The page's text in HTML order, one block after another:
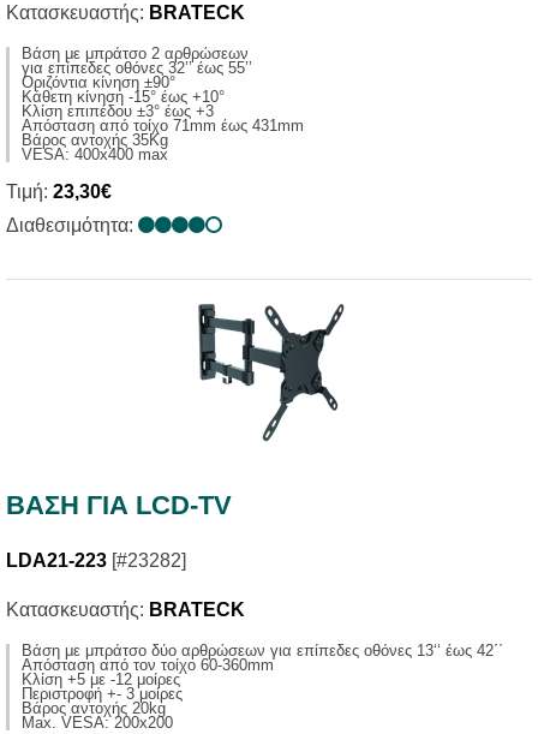
Κατασκευαστής: BRATECK
Βάση με μπράτσο 2 αρθρώσεων
για επίπεδες οθόνες 32’’ έως 55’’
Οριζόντια κίνηση ±90°
Κάθετη κίνηση -15° έως +10°
Κλίση επιπέδου ±3° έως +3
Απόσταση από τοίχο 71mm έως 431mm
Βάρος αντοχής 35Kg
VESA: 400x400 max
Τιμή: 23,30€
Διαθεσιμότητα:
ΒΑΣΗ ΓΙΑ LCD-TV
LDA21-223 [#23282]
Κατασκευαστής: BRATECK
Βάση με μπράτσο δύο αρθρώσεων για επίπεδες οθόνες 13‘‘ έως 42΄΄
Απόσταση από τον τοίχο 60-360mm
Κλίση +5 με -12 μοίρες
Περιστροφή +- 3 μοίρες
Βάρος αντοχής 20kg
Max. VESA: 200x200